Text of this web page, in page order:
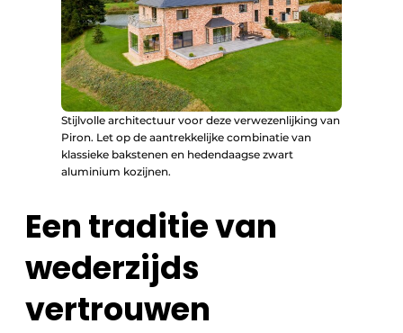
Stijlvolle architectuur voor deze verwezenlijking van
Piron. Let op de aantrekkelijke combinatie van
klassieke bakstenen en hedendaagse zwart
aluminium kozijnen.
Een traditie van
wederzijds
vertrouwen